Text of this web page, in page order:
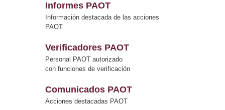
Informes PAOT
Información destacada de las acciones
PAOT
Verificadores PAOT
Personal PAOT autorizado
con funciones de verificación
Comunicados PAOT
Acciones destacadas PAOT